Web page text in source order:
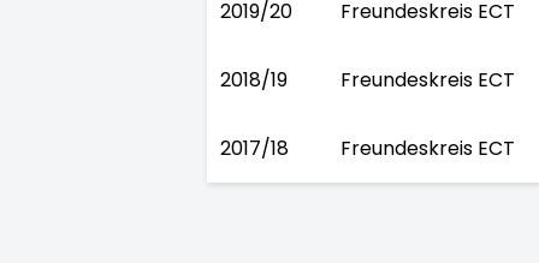
2019/20 Freundeskreis ECT
2018/19 Freundeskreis ECT
2017/18 Freundeskreis ECT